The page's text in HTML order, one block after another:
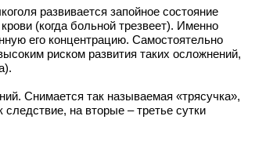
развивается запойное состояние
(когда больной трезвеет). Именно
его концентрацию. Самостоятельно
риском развития таких осложнений,
Снимается так называемая «трясучка»,
на вторые – третье сутки